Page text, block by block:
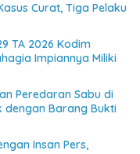
Curat, Tiga Pelaku
TA 2026 Kodim
Impiannya Miliki
Peredaran Sabu di
dengan Barang Bukti
Insan Pers,